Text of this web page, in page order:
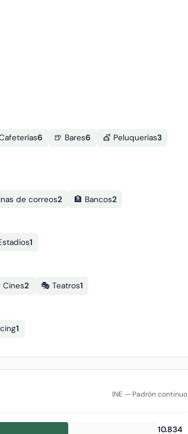
6 🍺 Bares6 💇 Peluquerías3
de correos2 🏦 Bancos2
1
Cines2 🎭 Teatros1
1
INE — Padrón continuo
10.834